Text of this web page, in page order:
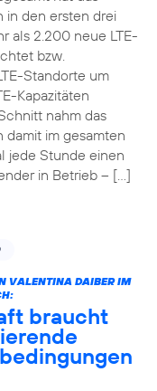
in den ersten drei
als 2.200 neue LTE-
bzw.
Standorte um
Kapazitäten
nahm das
damit im gesamten
jede Stunde einen
in Betrieb – […]
VALENTINA DAIBER IM
braucht